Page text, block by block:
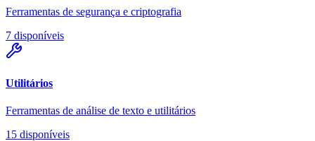
Ferramentas de segurança e criptografia
7 disponíveis
Utilitários
Ferramentas de análise de texto e utilitários
15 disponíveis